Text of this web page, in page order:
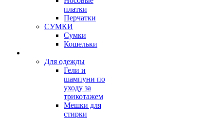
платки
Перчатки
СУМКИ
Сумки
Кошельки
Для одежды
Гели и
шампуни по
уходу за
трикотажем
Мешки для
стирки